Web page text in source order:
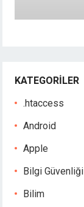
KATEGORILER
.htaccess
Android
Apple
Bilgi Güvenliği
Bilim